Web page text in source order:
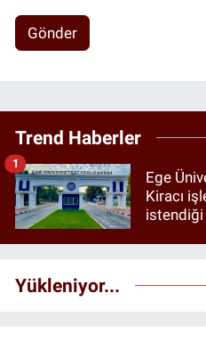
Gönder
Trend Haberler
Ege
Kiracı
istendiği
1
Yükleniyor...